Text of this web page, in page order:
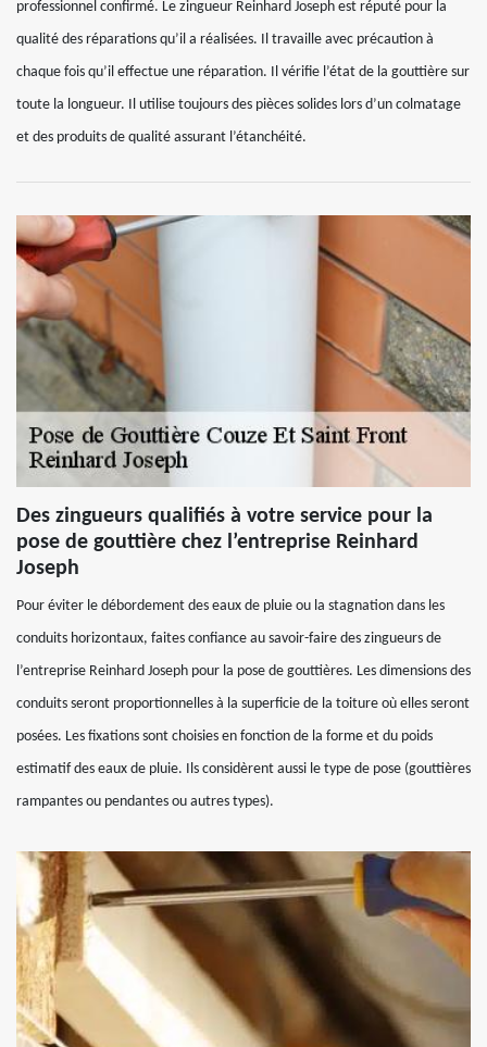
professionnel confirmé. Le zingueur Reinhard Joseph est réputé pour la
qualité des réparations qu’il a réalisées. Il travaille avec précaution à
chaque fois qu’il effectue une réparation. Il vérifie l’état de la gouttière sur
toute la longueur. Il utilise toujours des pièces solides lors d’un colmatage
et des produits de qualité assurant l’étanchéité.
Des zingueurs qualifiés à votre service pour la
pose de gouttière chez l’entreprise Reinhard
Joseph
Pour éviter le débordement des eaux de pluie ou la stagnation dans les
conduits horizontaux, faites confiance au savoir-faire des zingueurs de
l’entreprise Reinhard Joseph pour la pose de gouttières. Les dimensions des
conduits seront proportionnelles à la superficie de la toiture où elles seront
posées. Les fixations sont choisies en fonction de la forme et du poids
estimatif des eaux de pluie. Ils considèrent aussi le type de pose (gouttières
rampantes ou pendantes ou autres types).